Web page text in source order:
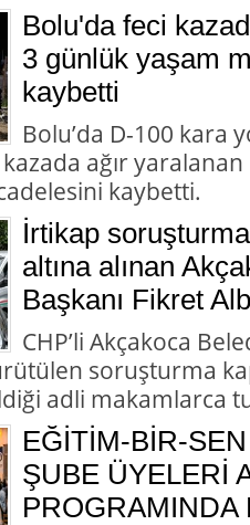
Bolu'da feci
3 günlük yaşam
kaybetti
Bolu’da D-100 kara
kazada ağır
kaybetti.
İrtikap
altına alınan
Başkanı Fikret
CHP’li Akçakoca
soruşturma
adli makamlarca
EĞİTİM-BİR-
ŞUBE ÜYELERİ
PROGRAMINDA